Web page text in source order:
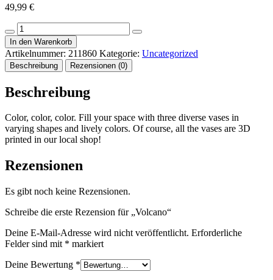
49,99 €
Volcano
Menge
In den Warenkorb
Artikelnummer: 211860 Kategorie: Uncategorized
Beschreibung Rezensionen (0)
Beschreibung
Color, color, color. Fill your space with three diverse vases in
varying shapes and lively colors. Of course, all the vases are 3D
printed in our local shop!
Rezensionen
Es gibt noch keine Rezensionen.
Schreibe die erste Rezension für „Volcano“
Deine E-Mail-Adresse wird nicht veröffentlicht. Erforderliche
Felder sind mit * markiert
Deine Bewertung *